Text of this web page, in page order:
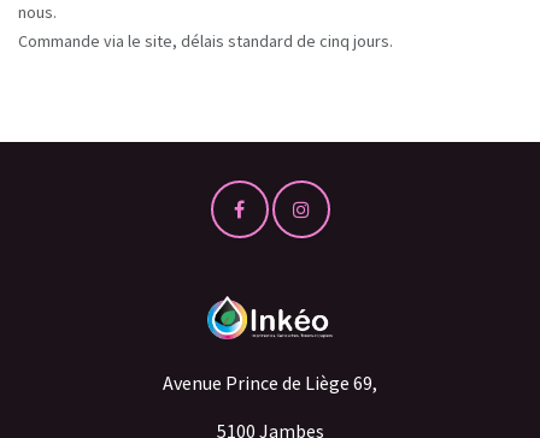
nous.
Commande via le site, délais standard de cinq jours.
Avenue Prince de Liège 69,
5100 Jambes